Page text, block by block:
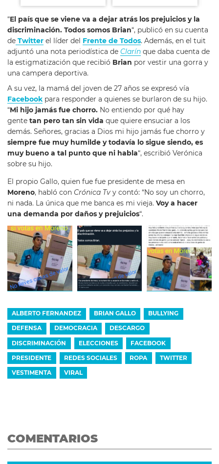
“El país que se viene va a dejar atrás los prejuicios y la
discriminación. Todos somos Brian“, publicó en su cuenta
de Twitter el líder del Frente de Todos. Además, en el tuit
adjuntó una nota periodística de Clarín que daba cuenta de
la estigmatización que recibió Brian por vestir una gorra y
una campera deportiva.
A su vez, la mamá del joven de 27 años se expresó vía
Facebook para responder a quienes se burlaron de su hijo.
“Mi hijo jamás fue chorro. No entiendo por qué hay
gente tan pero tan sin vida que quiere ensuciar a los
demás. Señores, gracias a Dios mi hijo jamás fue chorro y
siempre fue muy humilde y todavía lo sigue siendo, es
muy bueno a tal punto que ni habla“, escribió Verónica
sobre su hijo.
El propio Gallo, quien fue fue presidente de mesa en
Moreno, habló con Crónica Tv y contó: “No soy un chorro,
ni nada. La única que me banca es mi vieja. Voy a hacer
una demanda por daños y prejuicios“.
ALBERTO FERNANDEZ BRIAN GALLO BULLYING
DEFENSA DEMOCRACIA DESCARGO
DISCRIMINACIÓN ELECCIONES FACEBOOK
PRESIDENTE REDES SOCIALES ROPA TWITTER
VESTIMENTA VIRAL
COMENTARIOS